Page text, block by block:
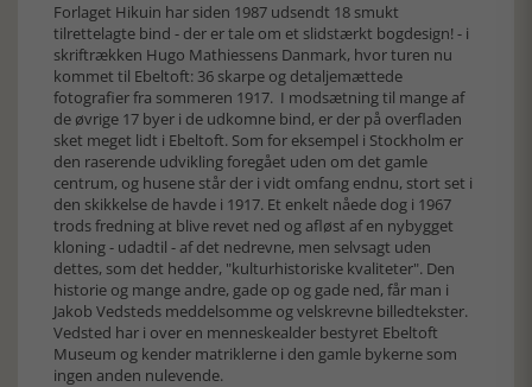
Forlaget Hikuin har siden 1987 udsendt 18 smukt
tilrettelagte bind - der er tale om et slidstærkt bogdesign! - i
skriftrækken Hugo Mathiessens Danmark, hvor turen nu
kommet til Ebeltoft: 36 skarpe og detaljemættede
fotografier fra sommeren 1917. I modsætning til mange af
de øvrige 17 byer i de udkomne bind, er der på overfladen
sket meget lidt i Ebeltoft. Som for eksempel i Stockholm er
den raserende udvikling foregået uden om det gamle
centrum, og husene står der i vidt omfang endnu, stort set i
den skikkelse de havde i 1917. Et enkelt nåede dog i 1967
trods fredning at blive revet ned og afløst af en nybygget
kloning - udadtil - af det nedrevne, men selvsagt uden
dettes, som det hedder, "kulturhistoriske kvaliteter". Den
historie og mange andre, gade op og gade ned, får man i
Jakob Vedsteds meddelsomme og velskrevne billedtekster.
Vedsted har i over en menneskealder bestyret Ebeltoft
Museum og kender matriklerne i den gamle bykerne som
ingen anden nulevende.